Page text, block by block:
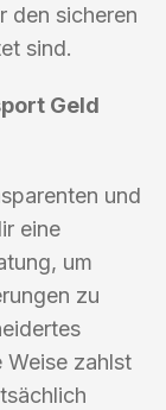
den sicheren
sind.
Geld
und
eine
um
zu
zahlst